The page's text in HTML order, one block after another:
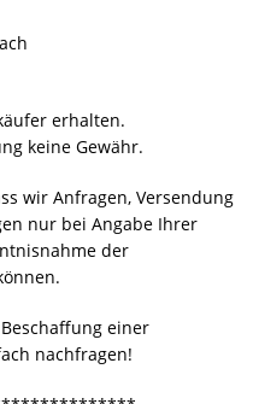
erhalten.
keine Gewähr.
wir Anfragen, Versendung
nur bei Angabe Ihrer
der
einer
nachfragen!